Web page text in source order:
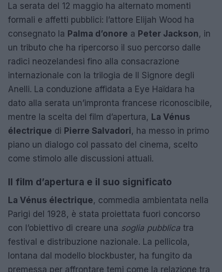
La serata del 12 maggio ha alternato momenti
formali e affetti pubblici: l’attore Elijah Wood ha
consegnato la Palma d’onore a Peter Jackson, in
un tributo che ha ripercorso il suo percorso dalle
radici neozelandesi fino alla consacrazione
internazionale con la trilogia de Il Signore degli
Anelli. La conduzione affidata a Eye Haïdara ha
dato alla serata un’impronta francese riconoscibile,
mentre la scelta del film d’apertura, La Vénus
électrique di Pierre Salvadori, ha messo in primo
piano un dialogo col passato del cinema, scelto
come stimolo alle discussioni attuali.
Il film d’apertura e il suo significato
La Vénus électrique, commedia ambientata nella
Parigi del 1928, è stata proiettata fuori concorso
con l’obiettivo di creare una soglia pubblica tra
festival e distribuzione nazionale. La pellicola,
lontana dal modello blockbuster, ha fungito da
premessa per affrontare temi come la relazione tra